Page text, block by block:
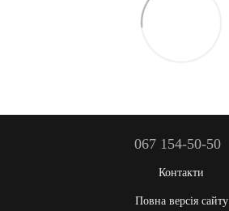
067 154-50-50
Контакти
Повна версія сайту